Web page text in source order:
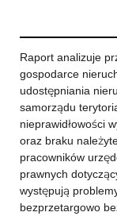
Raport analizuje
gospodarce
udostępniania
samorządu
nieprawidłowości
oraz braku
pracowników
prawnych
występują
bezprzetargowo